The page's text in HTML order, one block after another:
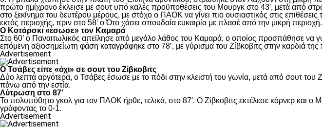
πρώτο ημίχρονο έκλεισε με σουτ υπό καλές προϋποθέσεις του Μουργκ στο 43′, μετά από
στο ξεκίνημα του δευτέρου μέρους, με στόχο ο ΠΑΟΚ να γίνει πιο ουσιαστικός στις
εκτός περιοχής, πριν στο 58′ ο Ότο χάσει σπουδαία ευκαιρία με πλασέ από την μικρή περιοχή.
Ο Κοτάρσκι «έσωσε» τον Καμαρά
Στο 60’ ο Παναιτωλικός απείλησε από μεγάλο λάθος του Καμαρά, ο οποίος προσπάθησε να
επόμενη αξιοσημείωτη φάση καταγράφηκε στο 78’, με γύρισμα του Ζίβκοβιτς στην καρδιά
Advertisement
Ο Τσάβες είπε «όχι» σε σουτ του Ζίβκοβιτς
Δύο λεπτά αργότερα, ο Τσάβες έσωσε με το πόδι στην κλειστή του γωνία, μετά από σουτ του
πάνω από την εστία.
Λύτρωση στο 87’
Το πολυπόθητο γκολ για τον ΠΑΟΚ ήρθε, τελικά, στο 87′. Ο Ζίβκοβιτς εκτέλεσε κόρνερ και ο
γράφοντας το 0-1.
Advertisement